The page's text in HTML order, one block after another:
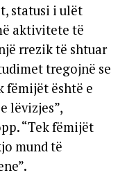
statusi i ulët
aktivitete të
rrezik të shtuar
tregojnë se
fëmijët është e
lëvizjes”,
“Tek fëmijët
mund të